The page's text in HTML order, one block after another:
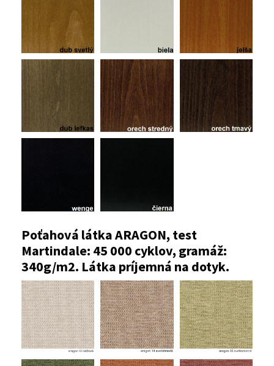
Poťahová látka ARAGON, test
Martindale: 45 000 cyklov, gramáž:
340g/m2. Látka príjemná na dotyk.